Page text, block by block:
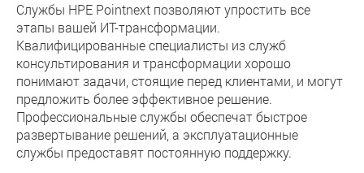
Службы HPE Pointnext позволяют упростить все
этапы вашей ИТ-трансформации.
Квалифицированные специалисты из служб
консультирования и трансформации хорошо
понимают задачи, стоящие перед клиентами, и могут
предложить более эффективное решение.
Профессиональные службы обеспечат быстрое
развертывание решений, а эксплуатационные
службы предоставят постоянную поддержку.